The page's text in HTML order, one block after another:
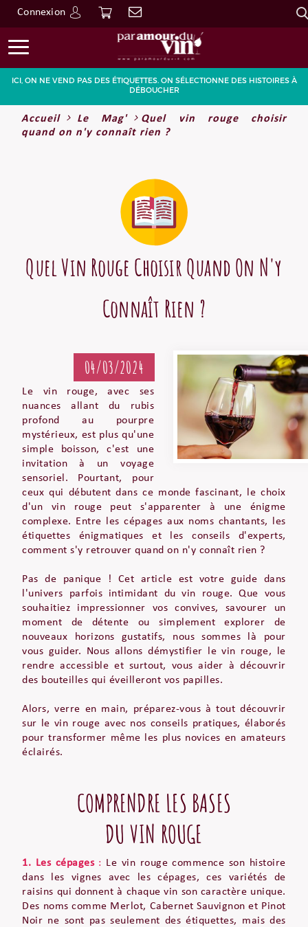
Connexion
Go
ICI, ON NE VEND PAS DES ÉTIQUETTES. ON SÉLECTIONNE DES HISTOIRES À
DÉBOUCHER
Accueil Le Mag'
Quel vin rouge choisir
quand on n'y connaît rien ?
Quel Vin Rouge Choisir Quand On N'y
Connaît Rien ?
04/03/2024
Le vin rouge, avec ses
nuances allant du rubis
profond au pourpre
mystérieux, est plus qu'une
simple boisson, c'est une
invitation à un voyage
sensoriel. Pourtant, pour
ceux qui débutent dans ce monde fascinant, le choix
d'un vin rouge peut s'apparenter à une énigme
complexe. Entre les cépages aux noms chantants, les
étiquettes énigmatiques et les conseils d'experts,
comment s'y retrouver quand on n'y connaît rien ?
Pas de panique ! Cet article est votre guide dans
l'univers parfois intimidant du vin rouge. Que vous
souhaitiez impressionner vos convives, savourer un
moment de détente ou simplement explorer de
nouveaux horizons gustatifs, nous sommes là pour
vous guider. Nous allons démystifier le vin rouge, le
rendre accessible et surtout, vous aider à découvrir
des bouteilles qui éveilleront vos papilles.
Alors, verre en main, préparez-vous à tout découvrir
sur le vin rouge avec nos conseils pratiques, élaborés
pour transformer même les plus novices en amateurs
éclairés.
COMPRENDRE LES BASES
DU VIN ROUGE
1. Les cépages :
Le vin rouge commence son histoire
dans les vignes avec les cépages, ces variétés de
raisins qui donnent à chaque vin son caractère unique.
Des noms comme Merlot, Cabernet Sauvignon et Pinot
Noir ne sont pas seulement des étiquettes, mais des